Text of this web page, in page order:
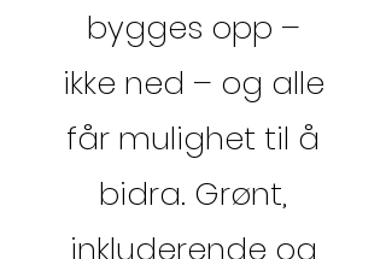
bygges opp –
ikke ned – og alle
får mulighet til å
bidra. Grønt,
inkluderende og